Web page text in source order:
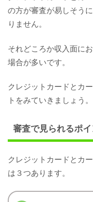
の方が審査が易しそう
りません。
それどころか収入面に
場合が多いです。
クレジットカードとカ
トをみていきましょう。
審査で見られるポイ
クレジットカードとカ
は３つあります。